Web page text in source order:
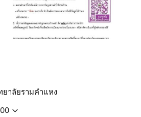
าลัยรามคำแหง